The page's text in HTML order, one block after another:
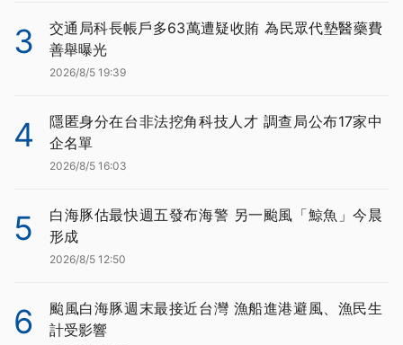
3
交通局科長帳戶多63萬遭疑收賄 為民眾代墊醫藥費
善舉曝光
2026/8/5 19:39
4
隱匿身分在台非法挖角科技人才 調查局公布17家中
企名單
2026/8/5 16:03
5
白海豚估最快週五發布海警 另一颱風「鯨魚」今晨
形成
2026/8/5 12:50
6
颱風白海豚週末最接近台灣 漁船進港避風、漁民生
計受影響